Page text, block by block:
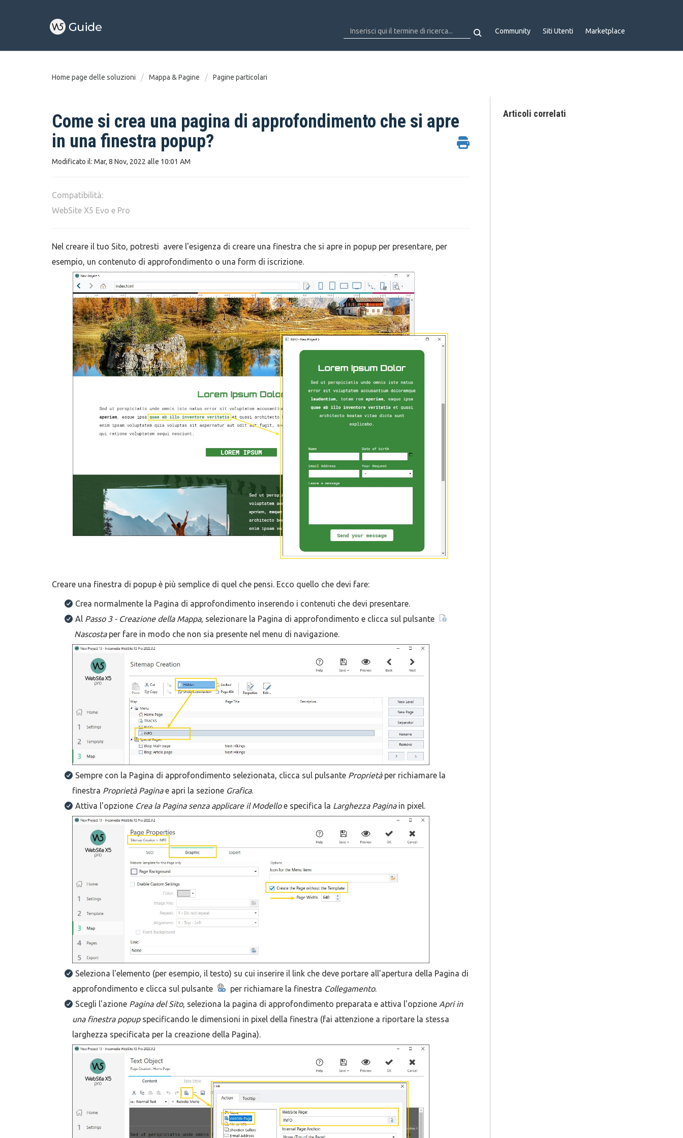
Community Siti Utenti Marketplace
Home page delle soluzioni Mappa & Pagine Pagine particolari
Come si crea una pagina di approfondimento che si apre
in una finestra popup?
Modificato il: Mar, 8 Nov, 2022 alle 10:01 AM
Compatibilità:
WebSite X5 Evo e Pro
Nel creare il tuo Sito, potresti avere l'esigenza di creare una finestra che si apre in popup per presentare, per
esempio, un contenuto di approfondimento o una form di iscrizione.
Creare una finestra di popup è più semplice di quel che pensi. Ecco quello che devi fare:
Crea normalmente la Pagina di approfondimento inserendo i contenuti che devi presentare.
Al Passo 3 - Creazione della Mappa, selezionare la Pagina di approfondimento e clicca sul pulsante
Nascosta per fare in modo che non sia presente nel menu di navigazione.
Sempre con la Pagina di approfondimento selezionata, clicca sul pulsante Proprietà per richiamare la
finestra Proprietà Paginae apri la sezione Grafica.
Attiva l'opzione Crea la Pagina senza applicare il Modelloe specifica la Larghezza Pagina in pixel.
Seleziona l'elemento (per esempio, il testo) su cui inserire il link che deve portare all'apertura della Pagina di
approfondimento e clicca sul pulsante
per richiamare la finestra Collegamento.
Scegli l'azione Pagina del Sito, seleziona la pagina di approfondimento preparata e attiva l'opzione Apri in
una finestra popupspecificando le dimensioni in pixel della finestra (fai attenzione a riportare la stessa
larghezza specificata per la creazione della Pagina).
Articoli correlati